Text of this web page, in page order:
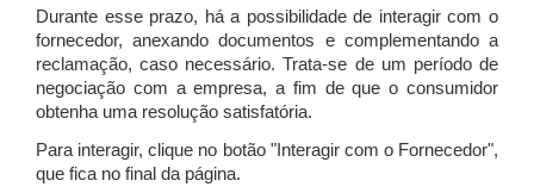
Durante esse prazo, há a possibilidade de interagir com o
fornecedor, anexando documentos e complementando a
reclamação, caso necessário.Trata-se de um período de
negociação com a empresa, a fim de que o consumidor
obtenha uma resolução satisfatória.
Para interagir, clique no botão "Interagir com o Fornecedor",
que fica no final da página.